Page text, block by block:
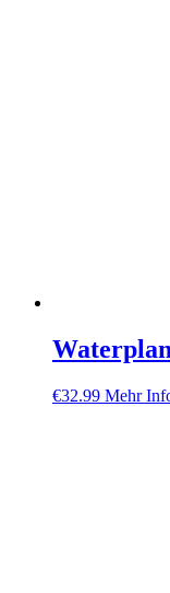
€32.99 Mehr